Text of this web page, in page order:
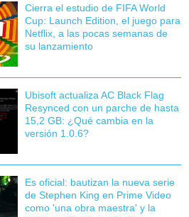
Cierra el estudio de FIFA World
Cup: Launch Edition, el juego para
Netflix, a las pocas semanas de
su lanzamiento
Ubisoft actualiza AC Black Flag
Resynced con un parche de hasta
15,2 GB: ¿Qué cambia en la
versión 1.0.6?
Es oficial: bautizan la nueva serie
de Stephen King en Prime Video
como 'una obra maestra' y la